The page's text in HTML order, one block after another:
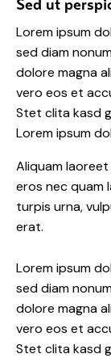
Sed ut
Lorem ipsum
sed diam
dolore magna
vero eos et
Stet clita kasd
Lorem ipsum
Aliquam
eros nec quam
turpis urna,
erat.
Lorem ipsum
sed diam
dolore magna
vero eos et
Stet clita kasd